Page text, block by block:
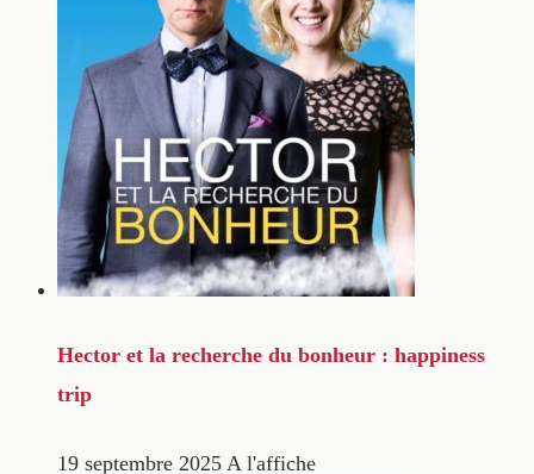
Hector et la recherche du bonheur : happiness
trip
19 septembre 2025 A l'affiche